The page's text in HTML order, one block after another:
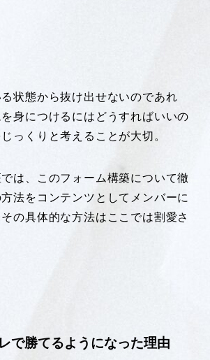
状態から抜け出せないのであれ
身につけるにはどうすればいいの
っくりと考えることが大切。
は、このフォーム構築について徹
法をコンテンツとしてメンバーに
の具体的な方法はここでは割愛さ
で勝てるようになった理由